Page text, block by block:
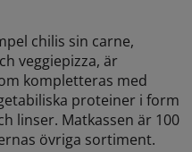
chilis sin carne,
veggiepizza, är
kompletteras med
proteiner i form
linser. Matkassen är 100
övriga sortiment.